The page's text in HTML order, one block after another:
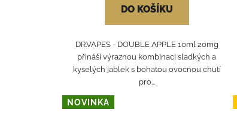
DO KOŠÍKU
DR.VAPES - DOUBLE APPLE 10ml 20mg
přináší výraznou kombinaci sladkých a
kyselých jablek s bohatou ovocnou chutí
pro...
NOVINKA